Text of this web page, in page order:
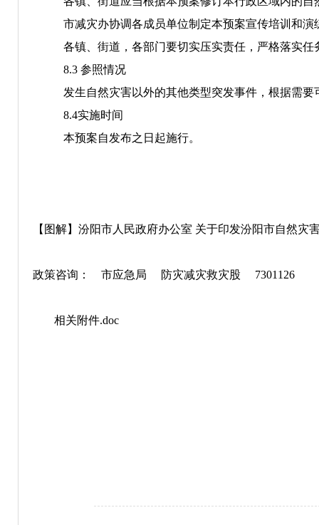
市减灾办协调各成员单位制定本预案宣传培训和
各镇、街道，各部门要切实压实责任，严格落实任
8.3 参照情况
发生自然灾害以外的其他类型突发事件，根据需
8.4实施时间
本预案自发布之日起施行。
【图解】汾阳市人民政府办公室 关于印发汾阳市自然灾
政策咨询： 市应急局 防灾减灾救灾股 7301126
相关附件.doc